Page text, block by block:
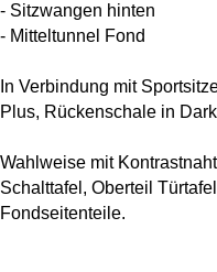
- Sitzwangen hinten
- Mitteltunnel Fond
In Verbindung mit
Plus, Rückenschale in
Wahlweise mit
Schalttafel, Oberteil
Fondseitenteile.